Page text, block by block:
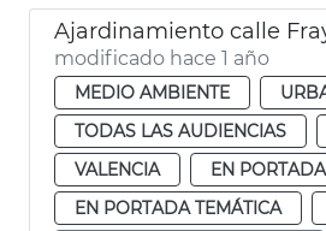
modificado hace 1 año
MEDIO AMBIENTE
TODAS LAS AUDIENCIAS
VALENCIA
EN PORTADA
EN PORTADA TEMÁTICA